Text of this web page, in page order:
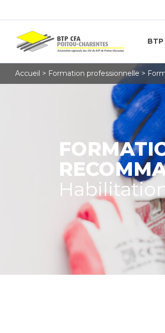
BTP
Accueil > Formation professionnelle >